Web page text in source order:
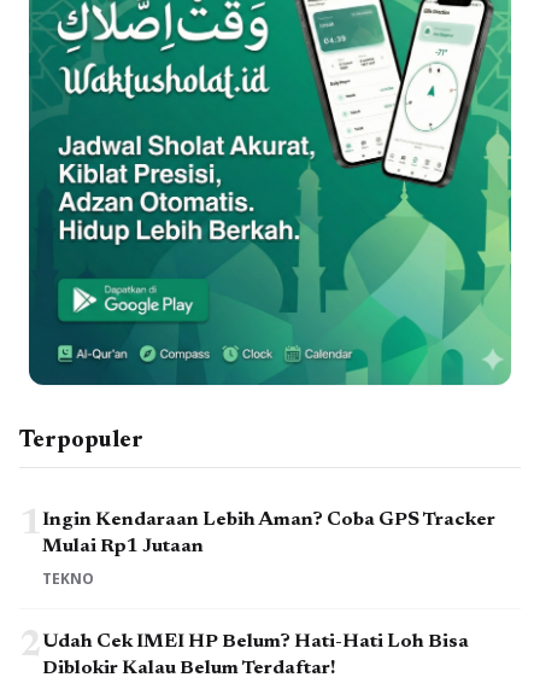
Terpopuler
1Ingin Kendaraan Lebih Aman? Coba GPS Tracker
Mulai Rp1 Jutaan
TEKNO
2Udah Cek IMEI HP Belum? Hati-Hati Loh Bisa
Diblokir Kalau Belum Terdaftar!